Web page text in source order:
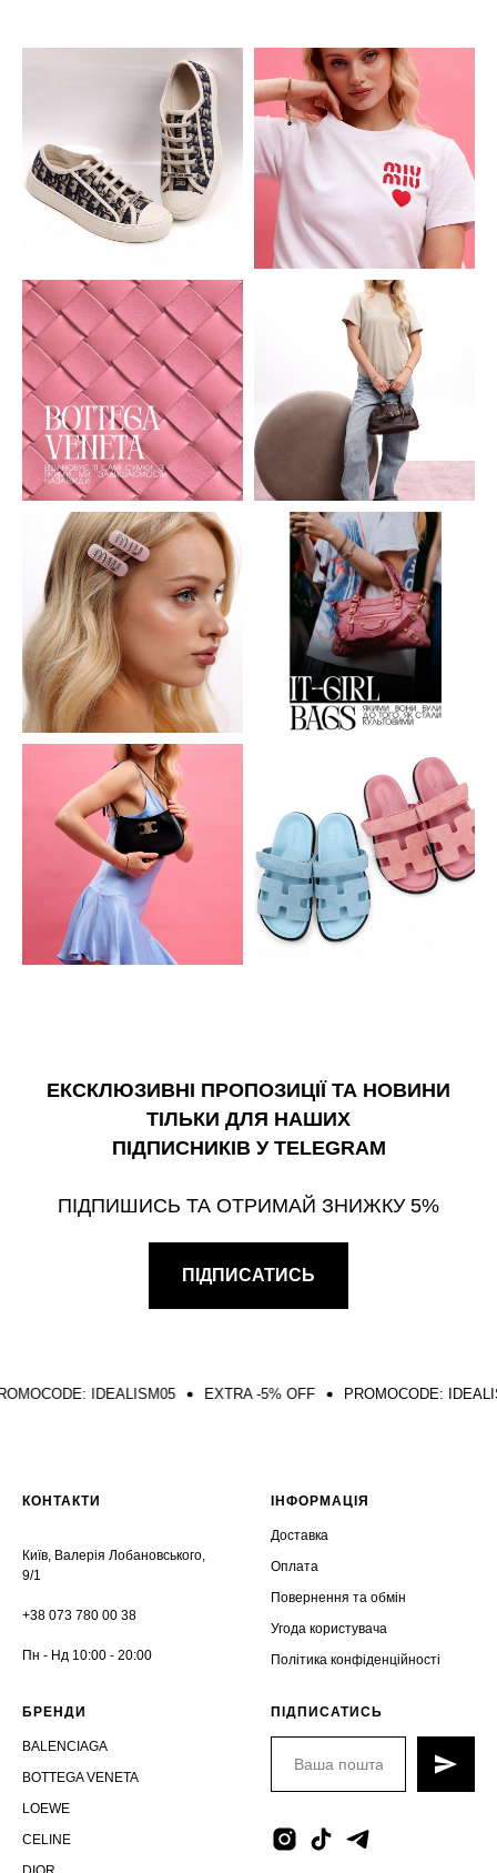
ЕКСКЛЮЗИВНІ ПРОПОЗИЦІЇ ТА НОВИНИ
ТІЛЬКИ ДЛЯ НАШИХ
ПІДПИСНИКІВ У TELEGRAM
ПІДПИШИСЬ ТА ОТРИМАЙ ЗНИЖКУ 5%
ПІДПИСАТИСЬ
IDEALISM05 EXTRA -5% OFF PROMOCODE: IDEALISM05
КОНТАКТИ
Київ, Валерія Лобановського,
9/1
+38 073 780 00 38
Пн - Нд 10:00 - 20:00
ІНФОРМАЦІЯ
Доставка
Оплата
Повернення та обмін
Угода користувача
Політика конфіденційності
БРЕНДИ
BALENCIAGA
BOTTEGA VENETA
LOEWE
CELINE
ПІДПИСАТИСЬ